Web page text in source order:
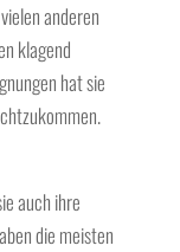
anderen
klagend
hat sie
auch ihre
die meisten